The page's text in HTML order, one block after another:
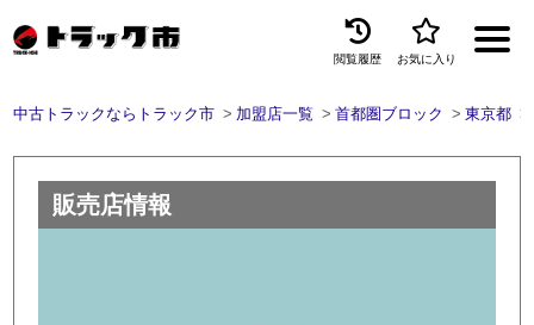
トラック買取
閲覧履歴 お気に入り
中古トラックならトラック市 加盟店一覧 首都圏ブロック 東京都
販売店情報